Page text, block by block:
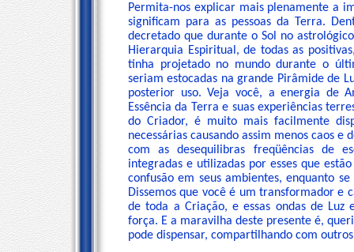
Permita-nos explicar mais plenamente a
significam para as pessoas da Terra.
decretado que durante o Sol no
Hierarquia Espiritual, de todas as
tinha projetado no mundo durante o
seriam estocadas na grande Pirâmide de
posterior uso. Veja você, a energia de
Essência da Terra e suas experiências
do Criador, é muito mais facilmente
necessárias causando assim menos caos
com as desequilibras freqüências de
integradas e utilizadas por esses que
confusão em seus ambientes, enquanto
Dissemos que você é um transformador e
de toda a Criação, e essas ondas de
força. E a maravilha deste presente é,
pode dispensar, compartilhando com